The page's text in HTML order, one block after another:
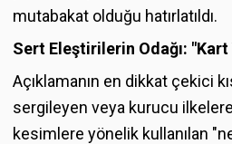
mutabakat olduğu hatırlatıldı.
Sert Eleştirilerin Odağı:
Açıklamanın en dikkat çekici
sergileyen veya kurucu
kesimlere yönelik kullanılan